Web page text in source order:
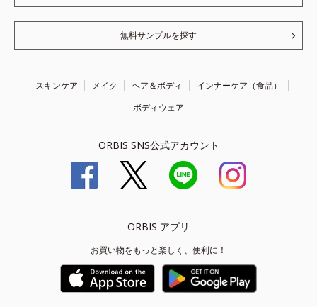
無料サンプルを探す
スキンケア メイク ヘア＆ボディ
インナーケア（食品）
ボディウェア
ORBIS SNS公式アカウント
ORBIS アプリ
お買い物をもっと楽しく、便利に！